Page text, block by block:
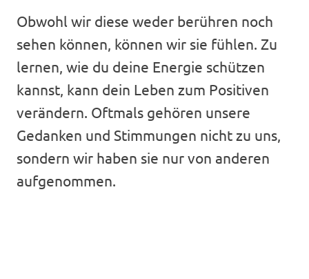
Obwohl wir diese weder berühren noch
sehen können, können wir sie fühlen. Zu
lernen, wie du deine Energie schützen
kannst, kann dein Leben zum Positiven
verändern. Oftmals gehören unsere
Gedanken und Stimmungen nicht zu uns,
sondern wir haben sie nur von anderen
aufgenommen.